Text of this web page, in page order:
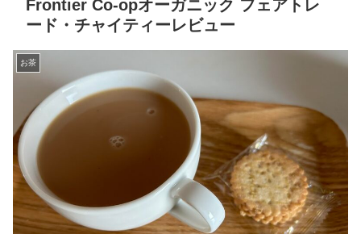
Frontier Co-opオーガニック フェアトレ
ード・チャイティーレビュー
お茶